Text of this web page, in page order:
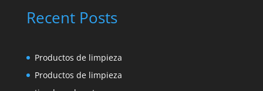
Recent Posts
Productos de limpieza
Productos de limpieza